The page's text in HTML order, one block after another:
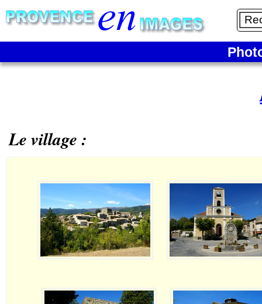
Le village :